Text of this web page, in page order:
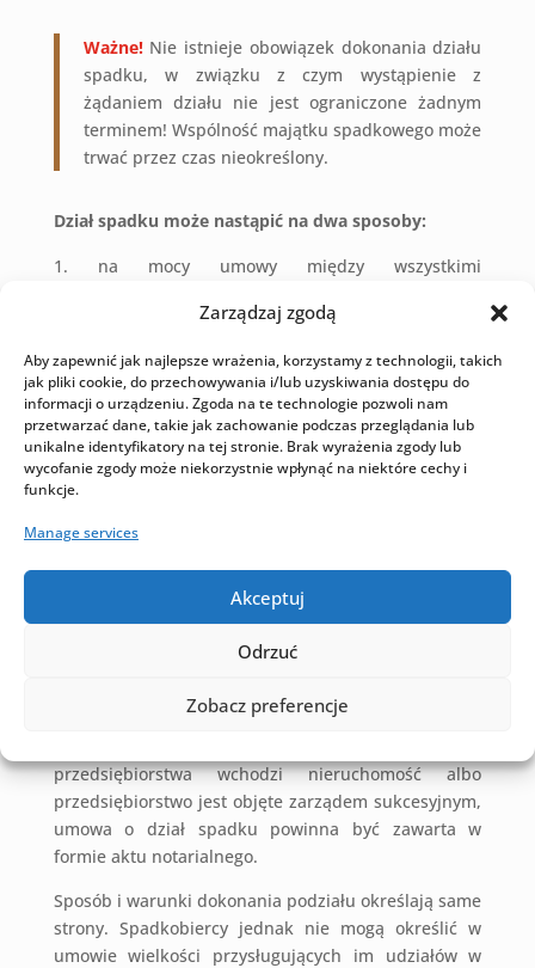
Zarządzaj zgodą
Aby zapewnić jak najlepsze wrażenia, korzystamy z technologii, takich
jak pliki cookie, do przechowywania i/lub uzyskiwania dostępu do
informacji o urządzeniu. Zgoda na te technologie pozwoli nam
przetwarzać dane, takie jak zachowanie podczas przeglądania lub
unikalne identyfikatory na tej stronie. Brak wyrażenia zgody lub
wycofanie zgody może niekorzystnie wpłynąć na niektóre cechy i
funkcje.
Manage services
Akceptuj
Odrzuć
Zobacz preferencje
Ważne!Nie istnieje obowiązek dokonania działu
spadku, w związku z czym wystąpienie z
żądaniem działu nie jest ograniczone żadnym
terminem! Wspólność majątku spadkowego może
trwać przez czas nieokreślony.
Dział spadku może nastąpić na dwa sposoby:
na mocy umowy między wszystkimi
na mocy orzeczenia sądu na żądanie
któregokolwiek ze spadkobierców.
Umowny dział spadku
Z oczywistych względówumowny dział spadkumoże
nastąpić jedynie w sytuacji, gdy wszyscy
spadkobiercy są zgodni zarówno co do samego
podziału spadku oraz tego, w jaki sposób powinien
spadku. Jeżeli do spadku należy nieruchomość,
notarialnego. Jeżeli natomiast do spadku należy
być zawarta w formie pisemnej z podpisami
przedsiębiorstwa wchodzi nieruchomość albo
przedsiębiorstwo jest objęte zarządem sukcesyjnym,
umowa o dział spadku powinna być zawarta w
formie aktu notarialnego.
Sposób i warunki dokonania podziału określają same
strony. Spadkobiercy jednak nie mogą określić w
umowie wielkości przysługujących im udziałów w